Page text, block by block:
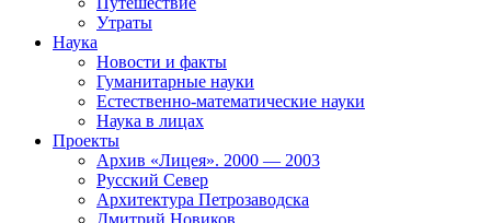
Утраты
Наука
Новости и факты
Гуманитарные науки
Естественно-математические науки
Наука в лицах
Проекты
Архив «Лицея». 2000 — 2003
Русский Север
Архитектура Петрозаводска